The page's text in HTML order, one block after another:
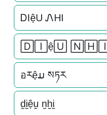
ᎠIệU ᏁHI
🄳🄸ệ🅄 🄽🄷🄸
อརệມ སཏར
d̠i̠ệu̠ n̠h̠i̠